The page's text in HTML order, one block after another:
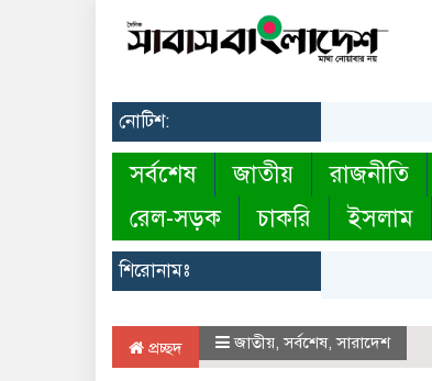
নোটিশ:
সর্বশেষ জাতীয় রাজনীতি
রেল-সড়ক
চাকরি ইসলাম
শিরোনামঃ
প্রচ্ছদ জাতীয়,সর্বশেষ,সারাদেশ